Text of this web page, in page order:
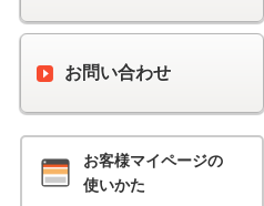
お問い合わせ
お客様マイページの
使いかた